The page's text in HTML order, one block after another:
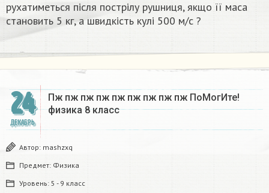
рухатиметься після пострілу рушниця, якщо її маса
становить 5 кг, а швидкість кулі 500 м/с ?​
24
ДЕКАБРЬ
Пж пж пж пж пж пж пж пж пж ПоМогИте!
физика 8 класс​
Автор: mashzxq
Предмет: Физика
Уровень: 5 - 9 класс